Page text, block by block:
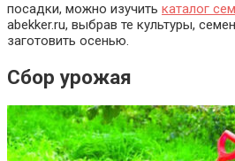
посадки, можно изучить каталог
abekker.ru, выбрав те культуры,
заготовить осенью.
Сбор урожая